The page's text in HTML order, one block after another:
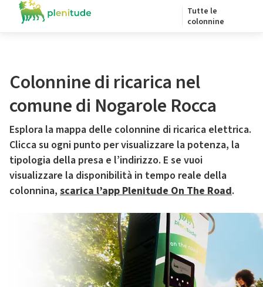
Tutte le
colonnine
Colonnine di ricarica nel
comune di Nogarole Rocca
Esplora la mappa delle colonnine di ricarica elettrica.
Clicca su ogni punto per visualizzare la potenza, la
tipologia della presa e l’indirizzo. E se vuoi
visualizzare la disponibilità in tempo reale della
colonnina, scarica l’app Plenitude On The Road.